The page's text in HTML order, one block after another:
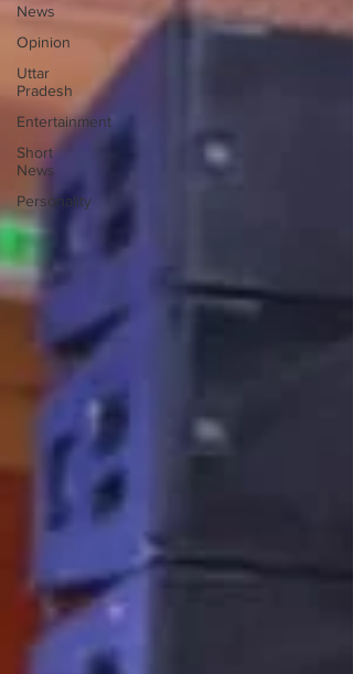
News
Opinion
Uttar
Pradesh
Entertainment
Short
News
Personality